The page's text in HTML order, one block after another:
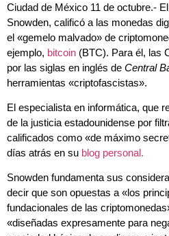
Ciudad de México 11 de octubre.-
Snowden, calificó a las monedas
el «gemelo malvado» de
ejemplo, bitcoin (BTC). Para él, las
por las siglas en inglés de Central
herramientas «criptofascistas».
El especialista en informática, que
de la justicia estadounidense por
calificados como «de máximo
días atrás en su blog personal.
Snowden fundamenta sus
decir que son opuestas a «los
fundacionales de las
«diseñadas expresamente para